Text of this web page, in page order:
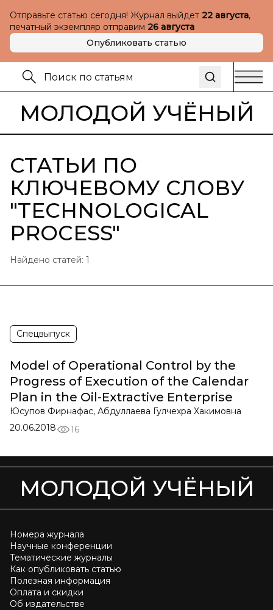
Отправьте статью сегодня! Журнал выйдет 22 августа,
печатный экземпляр отправим 26 августа
Опубликовать статью
МОЛОДОЙ УЧЁНЫЙ
СТАТЬИ ПО
КЛЮЧЕВОМУ СЛОВУ
"TECHNOLOGICAL
PROCESS"
Найдено статей: 1
Спецвыпуск
Model of Operational Control by the
Progress of Execution of the Calendar
Plan in the Oil-Extractive Enterprise
Юсупов Фирнафас, Абдуллаева Гулчехра Хакимовна
20.06.2018
16
МОЛОДОЙ УЧЁНЫЙ
Номера журнала
Научные конференции
Тематические журналы
Как опубликовать статью
Полезная информация
Оплата и скидки
Об издательстве